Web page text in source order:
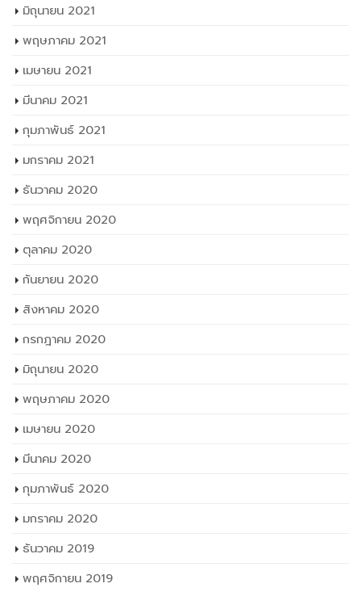
มิถุนายน 2021
พฤษภาคม 2021
เมษายน 2021
มีนาคม 2021
กุมภาพันธ์ 2021
มกราคม 2021
ธันวาคม 2020
พฤศจิกายน 2020
ตุลาคม 2020
กันยายน 2020
สิงหาคม 2020
กรกฎาคม 2020
มิถุนายน 2020
พฤษภาคม 2020
เมษายน 2020
มีนาคม 2020
กุมภาพันธ์ 2020
มกราคม 2020
ธันวาคม 2019
พฤศจิกายน 2019